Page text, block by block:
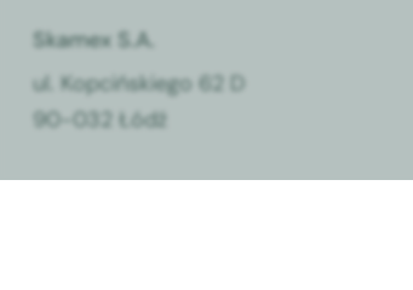
Skamex S.A.
ul. Kopcińskiego 62 D
90-032 Łódź